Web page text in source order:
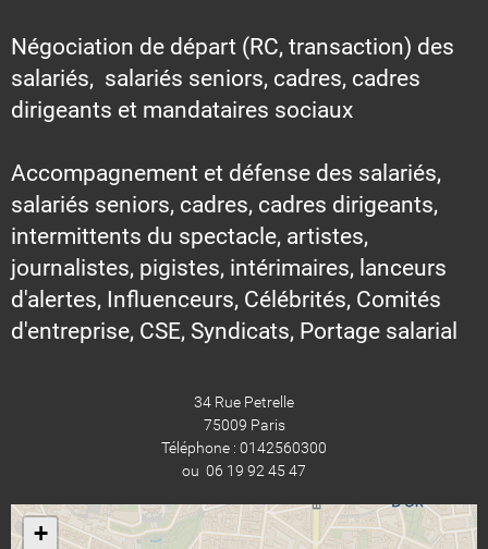
Négociation de départ (RC, transaction) des
salariés, salariés seniors, cadres, cadres
dirigeants et mandataires sociaux
Accompagnement et défense des salariés,
salariés seniors, cadres, cadres dirigeants,
intermittents du spectacle, artistes,
journalistes, pigistes, intérimaires, lanceurs
d'alertes, Influenceurs, Célébrités, Comités
d'entreprise, CSE, Syndicats, Portage salarial
34 Rue Petrelle
75009 Paris
Téléphone : 0142560300
ou 06 19 92 45 47
+